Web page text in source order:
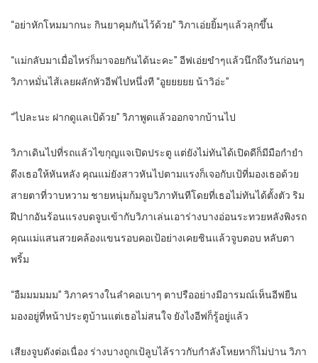
“อย่าหักโหมมากนะ กินยาคุมกันไว้ด้วย” วิภาเอ่ยยิ้มๆแล้วลุกขึ้น
“แม่กลับมาเมื่อไหร่ก็มาจอยกันได้นะคะ” อีฟเอ่ยขำๆแล้วนึกถึงวันก่อนๆ
วิภาหมั่นไส้เลยผลักหัวอีฟไปหนึ่งที “อูยยยยย น้าวิอ่ะ”
“ไปละนะ ฝากดูแลเป้ด้วย” วิภาพูดแล้วออกจากบ้านไป
วิภาเดินไปที่รถแล้วไขกุญแจเปิดประตู แต่ยังไม่ทันได้เปิดดีก็มีมือกำยำ
ดึงเธอให้หันหลัง คุณแม่ยังสาวหันไปตามแรงก็เจอกับเป้ที่มองเธอด้วย
สายตาที่วาบหวาม ชายหนุ่มก้มจูบวิภาทันทีโดยที่เธอไม่ทันได้ตั้งตัว ริม
ฝีปากอันร้อนแรงบดจูบเข้ากับวิภาเล่นเอาร่างบางอ่อนระทวยหลังพิงรถ
คุณแม่แสนสวยคล้องแขนรอบคอเป้อย่างเคยชินแล้วจูบตอบ หลับตา
พริ้ม
“อืมมมมมม” วิภาครางในลำคอเบาๆ ตาปรืออย่างมีอารมณ์เห็นอีฟยืน
มองอยู่ที่หน้าประตูบ้านแต่เธอไม่สนใจ ยังไงอีฟก็รู้อยู่แล้ว
เสียงจูบดังต่อเนื่อง ร่างบางถูกเป้ลูบไล้ราวกับกำลังโหยหาก็ไม่ปาน วิภา